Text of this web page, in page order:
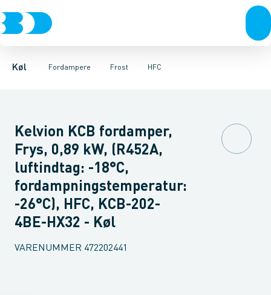
Køl Fordampere
KompressorerKondenseringsaggregater
Frost
Frost HFC
HFC R744 - CO2
Kelvion KCB fordamper,
Frys, 0,89 kW, (R452A,
luftindtag: -18°C,
fordampningstemperatur:
-26°C), HFC, KCB-202-
4BE-HX32 - Køl
VARENUMMER 472202441